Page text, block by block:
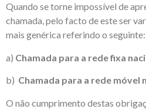
Quando se torne impossível de
chamada, pelo facto de este ser
mais genérica referindo o seguinte:
a) Chamada para a rede fixa
b) Chamada para a rede móvel
O não cumprimento destas